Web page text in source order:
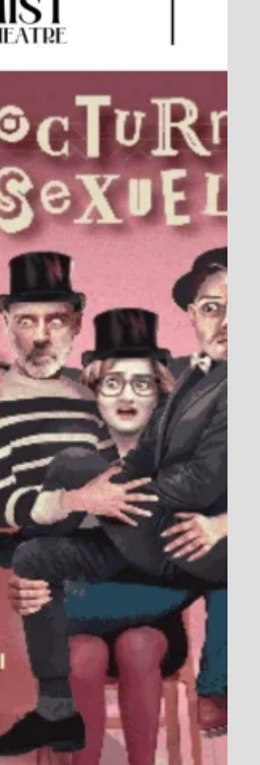
Théâtre de l’Optimist au 0465879215
www.theatreoptimist.fr Un spectacle en
famille à ne pas manquer! Voilà un titre qui
d’intrigant et de légèrement mélancolique.
Qui est Harap Alb ? Pourquoi ce soupir
avant son nom ? Avant même que le le